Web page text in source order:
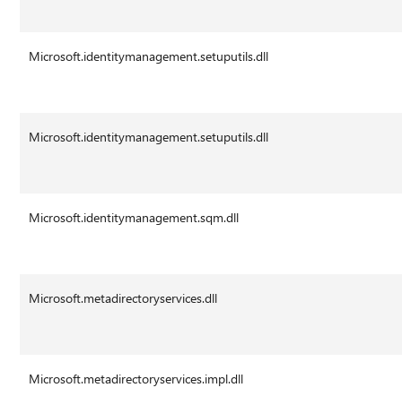
Microsoft.identitymanagement.setuputils.dll
Microsoft.identitymanagement.setuputils.dll
Microsoft.identitymanagement.sqm.dll
Microsoft.metadirectoryservices.dll
Microsoft.metadirectoryservices.impl.dll